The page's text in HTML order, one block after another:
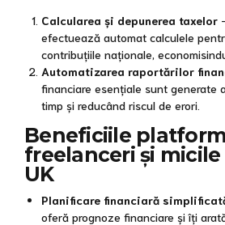
Calcularea și depunerea taxelor
efectuează automat calculele
contribuțiile naționale,
Automatizarea raportărilor
financiare esențiale sunt generate
timp și reducând riscul de erori.
Beneficiile
freelanceri și
UK
Planificare financiară
oferă prognoze financiare și îți